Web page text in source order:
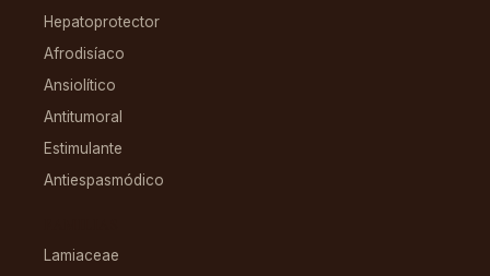
Hepatoprotector
Afrodisíaco
Ansiolítico
Antitumoral
Estimulante
Antiespasmódico
Lamiaceae